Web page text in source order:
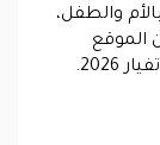
والطفل،
الموقع